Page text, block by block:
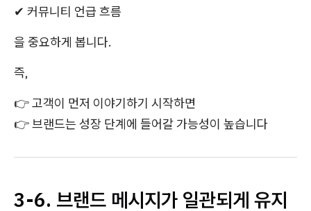
✔ 커뮤니티 언급 흐름
을 중요하게 봅니다.
즉,
👉 고객이 먼저 이야기하기 시작하면
👉 브랜드는 성장 단계에 들어갈 가능성이 높습니다
3-6. 브랜드 메시지가 일관되게 유지